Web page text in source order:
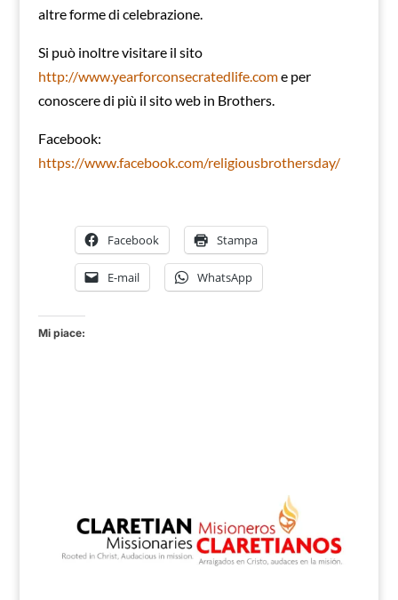
altre forme di celebrazione.
Si può inoltre visitare il sito
http://www.yearforconsecratedlife.come per
conoscere di più il sito web in Brothers.
Facebook:
https://www.facebook.com/religiousbrothersday/
Facebook Stampa
E-mail WhatsApp
Mi piace: